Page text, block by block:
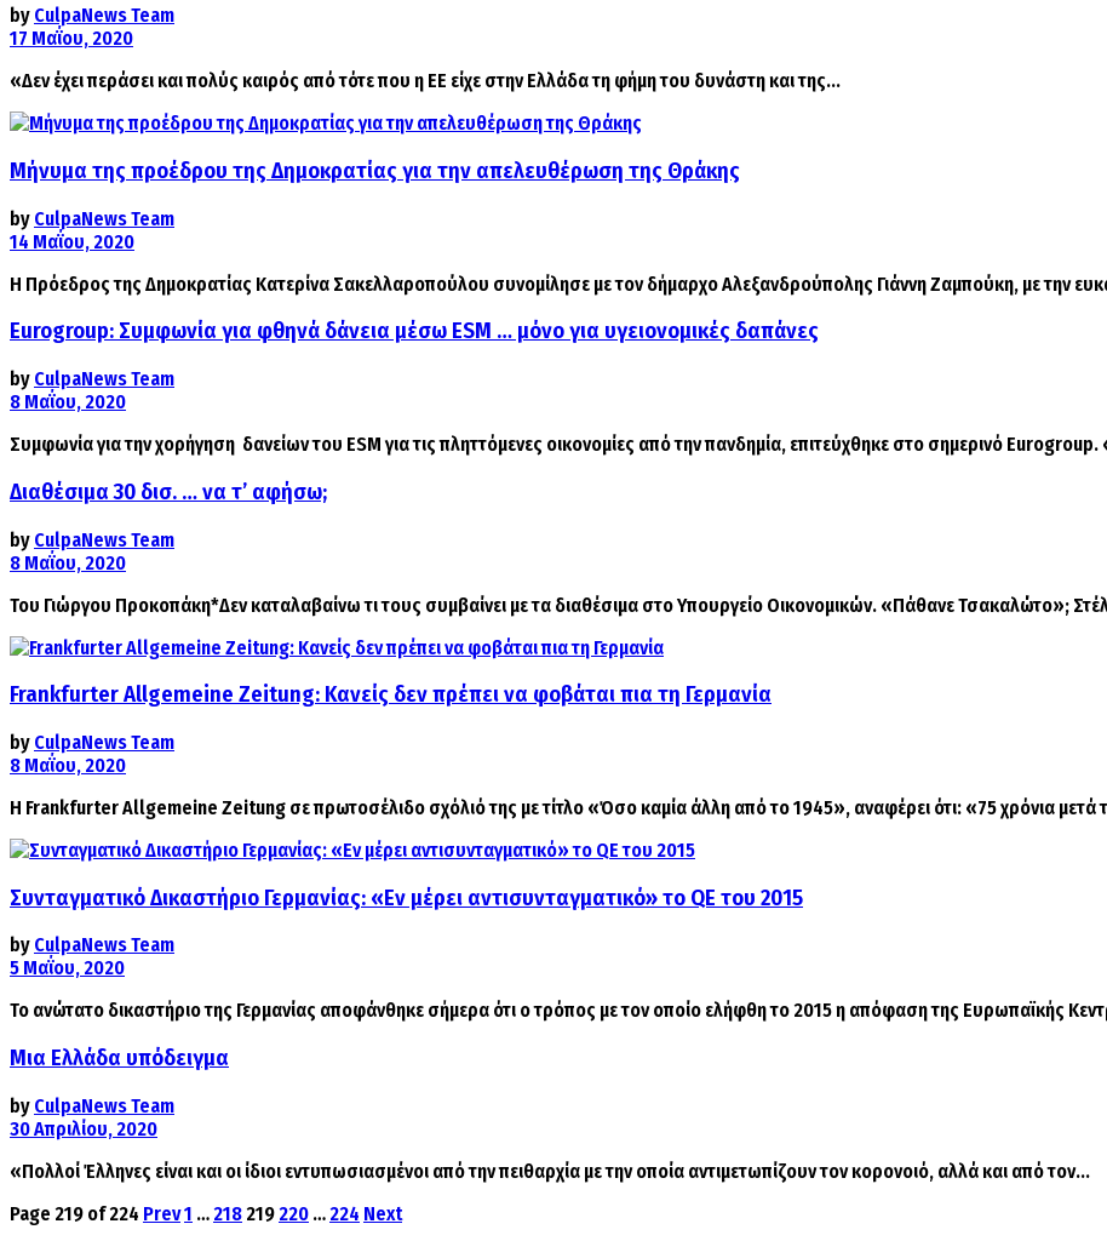
by CulpaNews Team
17 Μαΐου, 2020
«Δεν έχει περάσει και πολύς καιρός από τότε που η ΕΕ είχε στην Ελλάδα τη φήμη του δυνάστη και της...
Μήνυμα της προέδρου της Δημοκρατίας για την απελευθέρωση της Θράκης
by CulpaNews Team
14 Μαΐου, 2020
Η Πρόεδρος της Δημοκρατίας Κατερίνα Σακελλαροπούλου συνομίλησε με τον δήμαρχο Αλεξανδρούπολης Γιάννη Ζαμπούκη, με την
Eurogroup: Συμφωνία για φθηνά δάνεια μέσω ESM … μόνο για υγειονομικές δαπάνες
by CulpaNews Team
8 Μαΐου, 2020
Συμφωνία για την χορήγηση δανείων του ESM για τις πληττόμενες οικονομίες από την πανδημία, επιτεύχθηκε στο σημερινό
Διαθέσιμα 30 δισ. … να τ’ αφήσω;
by CulpaNews Team
8 Μαΐου, 2020
Του Γιώργου Προκοπάκη*Δεν καταλαβαίνω τι τους συμβαίνει με τα διαθέσιμα στο Υπουργείο Οικονομικών. «Πάθανε Τσακαλώτο»;
Frankfurter Allgemeine Zeitung: Κανείς δεν πρέπει να φοβάται πια τη Γερμανία
by CulpaNews Team
8 Μαΐου, 2020
H Frankfurter Allgemeine Zeitung σε πρωτοσέλιδο σχόλιό της με τίτλο «Όσο καμία άλλη από το 1945», αναφέρει ότι: «75 χρόνια μετά
Συνταγματικό Δικαστήριο Γερμανίας: «Εν μέρει αντισυνταγματικό» το QE του 2015
by CulpaNews Team
5 Μαΐου, 2020
Το ανώτατο δικαστήριο της Γερμανίας αποφάνθηκε σήμερα ότι ο τρόπος με τον οποίο ελήφθη το 2015 η απόφαση της Ευρωπαϊκής
Μια Ελλάδα υπόδειγμα
by CulpaNews Team
30 Απριλίου, 2020
«Πολλοί Έλληνες είναι και οι ίδιοι εντυπωσιασμένοι από την πειθαρχία με την οποία αντιμετωπίζουν τον κορονοιό, αλλά και από τον...
Page 219 of 224 Prev1 …218219220 …224 Next